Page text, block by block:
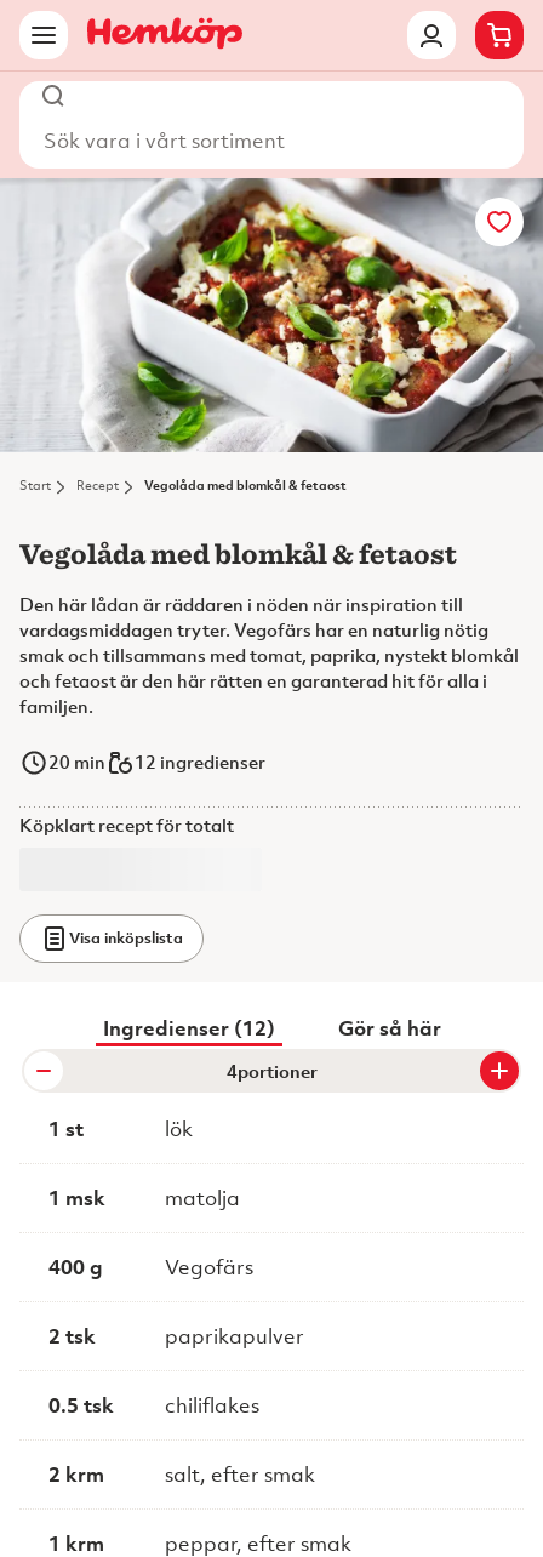
Start Recept Vegolåda med blomkål & fetaost
Vegolåda med blomkål & fetaost
Den här lådan är räddaren i nöden när inspiration till
vardagsmiddagen tryter. Vegofärs har en naturlig nötig
smak och tillsammans med tomat, paprika, nystekt blomkål
och fetaost är den här rätten en garanterad hit för alla i
familjen.
20 min 12 ingredienser
Köpklart recept för totalt
Visa inköpslista
Ingredienser (12) Gör så här
portioner
1 st lök
1 msk matolja
400 g Vegofärs
2 tsk paprikapulver
0.5 tsk chiliflakes
2 krm salt, efter smak
1 krm peppar, efter smak